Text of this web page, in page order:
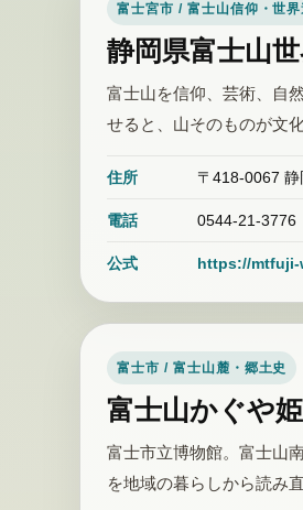
富士宮市 / 富士山信仰・世界
静岡県富士山
富士山を信仰、芸術、自
せると、山そのものが文
住所 〒418-0067
電話 0544-21-3776
公式 https://mtfuji-
富士市 / 富士山麓・郷土史
富士山かぐや
富士市立博物館。富士山
を地域の暮らしから読み